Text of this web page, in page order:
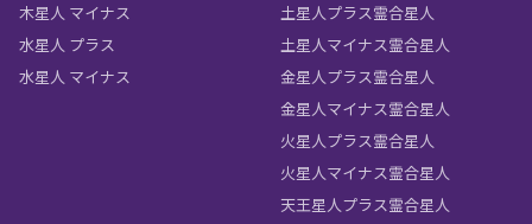
木星人 マイナス
水星人 プラス
水星人 マイナス
土星人プラス霊合星人
土星人マイナス霊合星人
金星人プラス霊合星人
金星人マイナス霊合星人
火星人プラス霊合星人
火星人マイナス霊合星人
天王星人プラス霊合星人